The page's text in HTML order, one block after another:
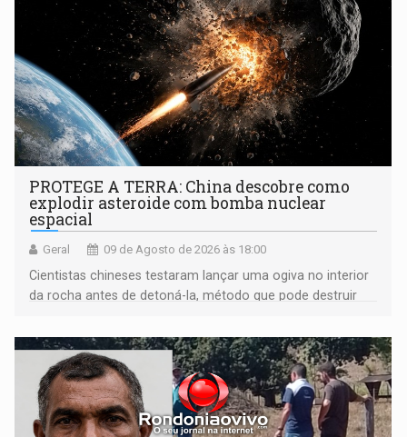
PROTEGE A TERRA: China descobre como
explodir asteroide com bomba nuclear
espacial
Geral 09 de Agosto de 2026 às 18:00
Cientistas chineses testaram lançar uma ogiva no interior
da rocha antes de detoná-la, método que pode destruir